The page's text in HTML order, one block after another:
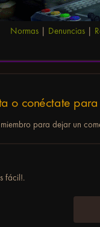
Normas| Denuncias|
o conéctate
miembro para dejar un
fácil!.